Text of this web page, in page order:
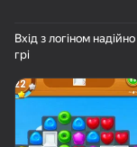
Вхід з логіном
грі